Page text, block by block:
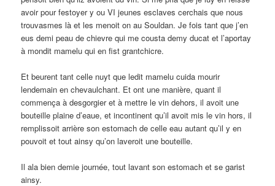
avoir pour festoyer y ou VI jeunes esclaves cerchais que nous
trouvasmes là et les menoit on au Souldan. Je fois tant que j’en
eus demi peau de chievre qui me cousta demy ducat et l’aportay
à mondit mamelu qui en fist grantchicre.
Et beurent tant celle nuyt que ledit mamelu cuida mourir
lendemain en chevaulchant. Et ont une manière, quant il
commença à desgorgier et à mettre le vin dehors, il avoit une
bouteille plaine d’eaue, et incontinent qu’il avoit mis le vin hors, il
remplissoit arrière son estomach de celle eau autant qu’il y en
pouvoit et tout ainsy qu’on laveroit une bouteille.
Il ala bien demie journée, tout lavant son estomach et se garist
ainsy.